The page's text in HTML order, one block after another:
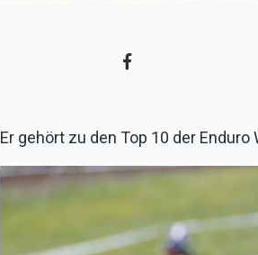
Er gehört zu den Top 10 der